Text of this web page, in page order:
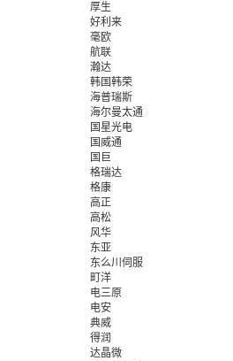
厚生
好利来
毫欧
航联
瀚达
韩国韩荣
海普瑞斯
海尔曼太通
国星光电
国威通
国巨
格瑞达
格康
高正
高松
风华
东亚
东么川伺服
町洋
电三原
电安
典威
得润
达晶微